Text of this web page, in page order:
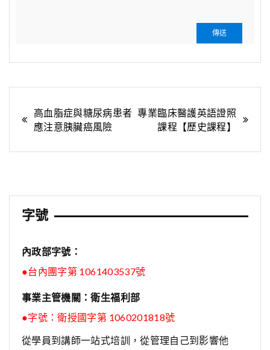
文
章
高血脂症與糖尿病患者
應注意胰臟癌風險
專業臨床醫護英語證照
課程【歷史課程】
字號
內政部字號：
●台內團字第 1061403537號
事業主管機關：衛生福利部
●字號：衛授國字第 1060201818號
從學員到講師一站式培訓，從管理自己到影響他